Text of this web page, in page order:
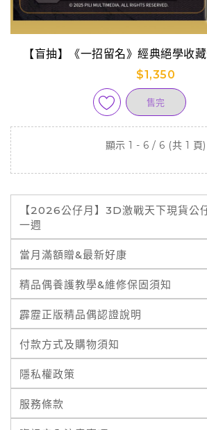
【盲抽】《一招留名》經典絕學收
$1,350
售完
顯示 1 - 6 / 6 (共 1 頁)
【2026公仔月】3D激戰天下現貨公
一週
當月滿額贈&最新好康
精品偶養護教學&維修保固須知
霹靂正版精品偶認證說明
付款方式及購物須知
隱私權政策
服務條款